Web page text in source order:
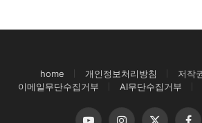
home 개인정보처리방침
저작
이메일무단수집거부
AI무단수집거부